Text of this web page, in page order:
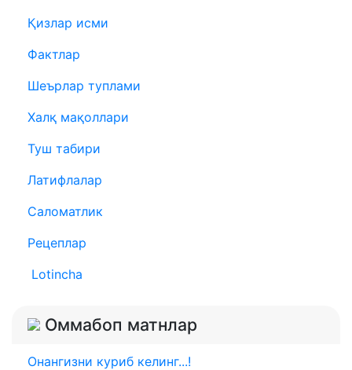
Қизлар исми
Фактлар
Шеърлар туплами
Халқ мақоллари
Туш табири
Латифлалар
Саломатлик
Рецеплар
Lotincha
Оммабоп матнлар
Онангизни куриб келинг...!